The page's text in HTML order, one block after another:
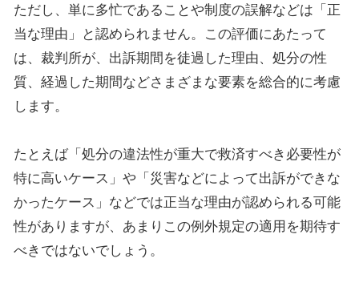
ただし、単に多忙であることや制度の誤解などは「正
当な理由」と認められません。この評価にあたって
は、裁判所が、出訴期間を徒過した理由、処分の性
質、経過した期間などさまざまな要素を総合的に考慮
します。
たとえば「処分の違法性が重大で救済すべき必要性が
特に高いケース」や「災害などによって出訴ができな
かったケース」などでは正当な理由が認められる可能
性がありますが、あまりこの例外規定の適用を期待す
べきではないでしょう。